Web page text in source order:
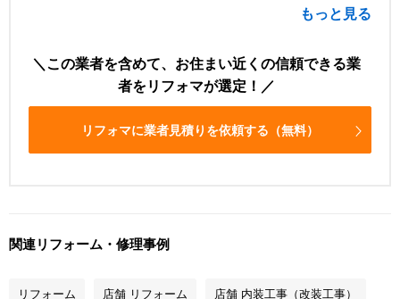
もっと見る
この業者を含めて、お住まい近くの信頼できる業
者をリフォマが選定！
リフォマに業者見積りを依頼する（無料）
関連リフォーム・修理事例
リフォーム 店舗 リフォーム 店舗 内装工事（改装工事）